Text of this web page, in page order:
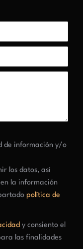
de información y/o
los datos, así
la información
política de
y consiento el
las finalidades